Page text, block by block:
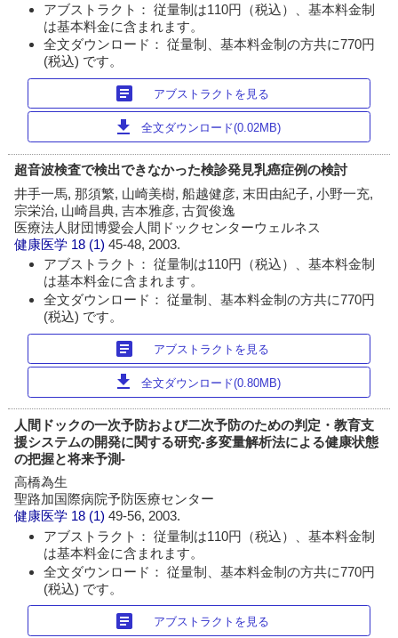
アブストラクト： 従量制は110円（税込）、基本料金制
は基本料金に含まれます。
全文ダウンロード： 従量制、基本料金制の方共に770円
(税込) です。
article アブストラクトを見る
download 全文ダウンロード(0.02MB)
超音波検査で検出できなかった検診発見乳癌症例の検討
井手一馬, 那須繁, 山崎美樹, 船越健彦, 末田由紀子, 小野一充,
宗栄治, 山崎昌典, 吉本雅彦, 古賀俊逸
医療法人財団博愛会人間ドックセンターウェルネス
健康医学 18 (1)45-48, 2003.
アブストラクト： 従量制は110円（税込）、基本料金制
は基本料金に含まれます。
全文ダウンロード： 従量制、基本料金制の方共に770円
(税込) です。
article アブストラクトを見る
download 全文ダウンロード(0.80MB)
人間ドックの一次予防および二次予防のための判定・教育支
援システムの開発に関する研究‐多変量解析法による健康状態
の把握と将来予測‐
高橋為生
聖路加国際病院予防医療センター
健康医学 18 (1)49-56, 2003.
アブストラクト： 従量制は110円（税込）、基本料金制
は基本料金に含まれます。
全文ダウンロード： 従量制、基本料金制の方共に770円
(税込) です。
article アブストラクトを見る